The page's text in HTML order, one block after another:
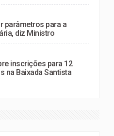
parâmetros para a
diz Ministro
inscrições para 12
na Baixada Santista